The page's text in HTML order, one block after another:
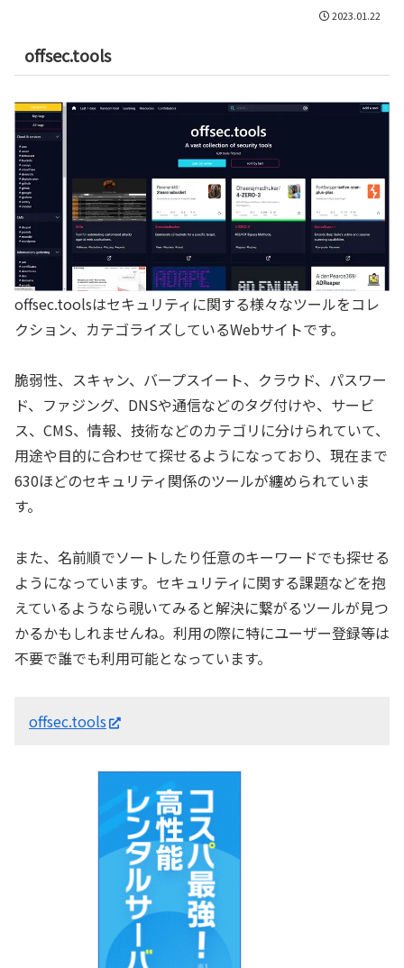
2023.01.22
offsec.tools
offsec.toolsはセキュリティに関する様々なツールをコレ
クション、カテゴライズしているWebサイトです。
脆弱性、スキャン、バープスイート、クラウド、パスワー
ド、ファジング、DNSや通信などのタグ付けや、サービ
ス、CMS、情報、技術などのカテゴリに分けられていて、
用途や目的に合わせて探せるようになっており、現在まで
630ほどのセキュリティ関係のツールが纏められていま
す。
また、名前順でソートしたり任意のキーワードでも探せる
ようになっています。セキュリティに関する課題などを抱
えているようなら覗いてみると解決に繋がるツールが見つ
かるかもしれませんね。利用の際に特にユーザー登録等は
不要で誰でも利用可能となっています。
offsec.tools